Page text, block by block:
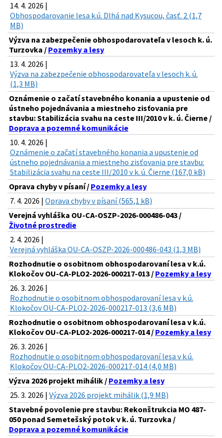
14. 4. 2026 |
Obhospodarovanie lesa k.ú. Dlhá nad Kysucou, časť. 2 (1,7
MB)
Výzva na zabezpečenie obhospodarovateľa v lesoch k. ú.
Turzovka / Pozemky a lesy
13. 4. 2026 |
Výzva na zabezpečenie obhospodarovateľa v lesoch k. ú.
(1,3 MB)
Oznámenie o začatí stavebného konania a upustenie od
ústneho pojednávania a miestneho zisťovania pre
stavbu: Stabilizácia svahu na ceste III/2010 v k. ú. Čierne /
Doprava a pozemné komunikácie
10. 4. 2026 |
Oznámenie o začatí stavebného konania a upustenie od
ústneho pojednávania a miestneho zisťovania pre stavbu:
Stabilizácia svahu na ceste III/2010 v k. ú. Čierne (167,0 kB)
Oprava chyby v písaní / Pozemky a lesy
7. 4. 2026 | Oprava chyby v písaní (565,1 kB)
Verejná vyhláška OU-CA-OSZP-2026-000486-043 /
Životné prostredie
2. 4. 2026 |
Verejná vyhláška OU-CA-OSZP-2026-000486-043 (1,3 MB)
Rozhodnutie o osobitnom obhospodarovaní lesa v k.ú.
Klokočov OU-CA-PLO2-2026-000217-013 / Pozemky a lesy
26. 3. 2026 |
Rozhodnutie o osobitnom obhospodarovaní lesa v k.ú.
Klokočov OU-CA-PLO2-2026-000217-013 (3,6 MB)
Rozhodnutie o osobitnom obhospodarovaní lesa v k.ú.
Klokočov OU-CA-PLO2-2026-000217-014 / Pozemky a lesy
26. 3. 2026 |
Rozhodnutie o osobitnom obhospodarovaní lesa v k.ú.
Klokočov OU-CA-PLO2-2026-000217-014 (4,0 MB)
Výzva 2026 projekt mihálik / Pozemky a lesy
25. 3. 2026 | Výzva 2026 projekt mihálik (1,9 MB)
Stavebné povolenie pre stavbu: Rekonštrukcia MO 487-
050 ponad Semetešský potok v k. ú. Turzovka /
Doprava a pozemné komunikácie